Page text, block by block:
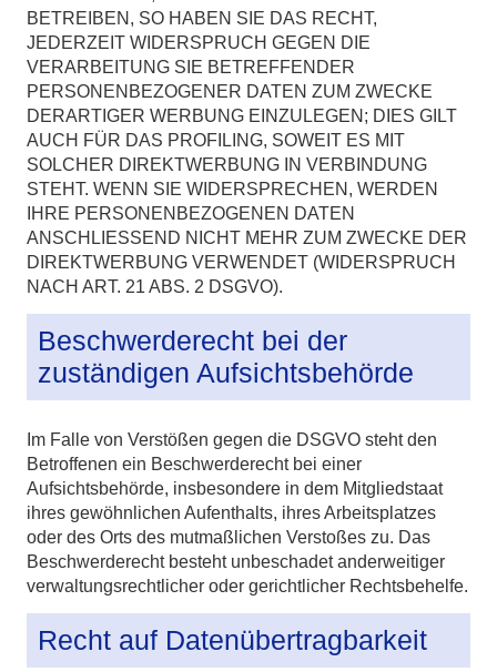
BETREIBEN, SO HABEN SIE DAS RECHT,
JEDERZEIT WIDERSPRUCH GEGEN DIE
VERARBEITUNG SIE BETREFFENDER
PERSONENBEZOGENER DATEN ZUM ZWECKE
DERARTIGER WERBUNG EINZULEGEN; DIES GILT
AUCH FÜR DAS PROFILING, SOWEIT ES MIT
SOLCHER DIREKTWERBUNG IN VERBINDUNG
STEHT. WENN SIE WIDERSPRECHEN, WERDEN
IHRE PERSONENBEZOGENEN DATEN
ANSCHLIESSEND NICHT MEHR ZUM ZWECKE DER
DIREKTWERBUNG VERWENDET (WIDERSPRUCH
NACH ART. 21 ABS. 2 DSGVO).
Beschwerde­recht bei der
zuständigen Aufsichts­behörde
Im Falle von Verstößen gegen die DSGVO steht den
Betroffenen ein Beschwerderecht bei einer
Aufsichtsbehörde, insbesondere in dem Mitgliedstaat
ihres gewöhnlichen Aufenthalts, ihres Arbeitsplatzes
oder des Orts des mutmaßlichen Verstoßes zu. Das
Beschwerderecht besteht unbeschadet anderweitiger
verwaltungsrechtlicher oder gerichtlicher Rechtsbehelfe.
Recht auf Daten­übertrag­barkeit